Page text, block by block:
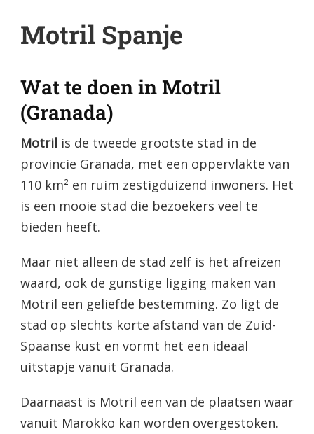
Motril Spanje
Wat te doen in Motril
(Granada)
Motrilis de tweede grootste stad in de
provincie Granada, met een oppervlakte van
110 km² en ruim zestigduizend inwoners. Het
is een mooie stad die bezoekers veel te
bieden heeft.
Maar niet alleen de stad zelf is het afreizen
waard, ook de gunstige ligging maken van
Motril een geliefde bestemming. Zo ligt de
stad op slechts korte afstand van de Zuid-
Spaanse kust en vormt het een ideaal
uitstapje vanuit Granada.
Daarnaast is Motril een van de plaatsen waar
vanuit Marokko kan worden overgestoken.